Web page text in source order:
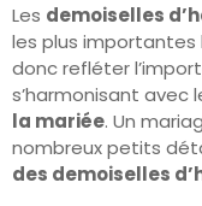
Les demoiselles
les plus importantes
donc refléter
s’harmonisant avec
la mariée. Un
nombreux petits
des demoiselles